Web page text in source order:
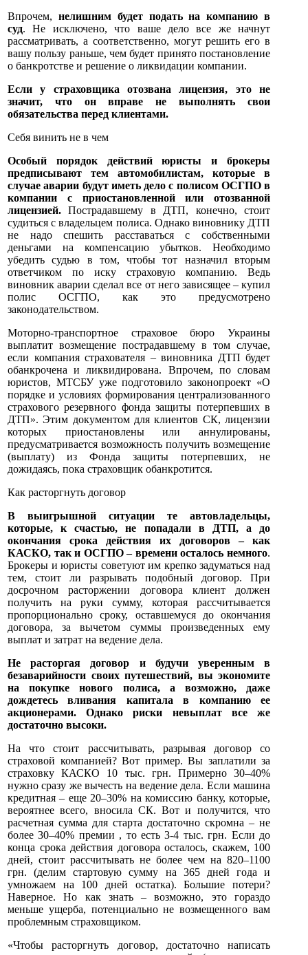
Впрочем, нелишним будет подать на компанию в
суд. Не исключено, что ваше дело все же начнут
рассматривать, а соответственно, могут решить его в
вашу пользу раньше, чем будет принято постановление
о банкротстве и решение о ликвидации компании.
Если у страховщика отозвана лицензия, это не
значит, что он вправе не выполнять свои
обязательства перед клиентами.
Себя винить не в чем
Особый порядок действий юристы и брокеры
предписывают тем автомобилистам, которые в
случае аварии будут иметь дело с полисом ОСГПО в
компании с приостановленной или отозванной
лицензией. Пострадавшему в ДТП, конечно, стоит
судиться с владельцем полиса. Однако виновнику ДТП
не надо спешить расставаться с собственными
деньгами на компенсацию убытков. Необходимо
убедить судью в том, чтобы тот назначил вторым
ответчиком по иску страховую компанию. Ведь
виновник аварии сделал все от него зависящее – купил
полис ОСГПО, как это предусмотрено
законодательством.
Моторно-транспортное страховое бюро Украины
выплатит возмещение пострадавшему в том случае,
если компания страхователя – виновника ДТП будет
обанкрочена и ликвидирована. Впрочем, по словам
юристов, МТСБУ уже подготовило законопроект «О
порядке и условиях формирования централизованного
страхового резервного фонда защиты потерпевших в
ДТП». Этим документом для клиентов СК, лицензии
которых приостановлены или аннулированы,
предусматривается возможность получить возмещение
(выплату) из Фонда защиты потерпевших, не
дожидаясь, пока страховщик обанкротится.
Как расторгнуть договор
В выигрышной ситуации те автовладельцы,
которые, к счастью, не попадали в ДТП, а до
окончания срока действия их договоров – как
КАСКО, так и ОСГПО – времени осталось немного.
Брокеры и юристы советуют им крепко задуматься над
тем, стоит ли разрывать подобный договор. При
досрочном расторжении договора клиент должен
получить на руки сумму, которая рассчитывается
пропорционально сроку, оставшемуся до окончания
договора, за вычетом суммы произведенных ему
выплат и затрат на ведение дела.
Не расторгая договор и будучи уверенным в
безаварийности своих путешествий, вы экономите
на покупке нового полиса, а возможно, даже
дождетесь вливания капитала в компанию ее
акционерами. Однако риски невыплат все же
достаточно высоки.
На что стоит рассчитывать, разрывая договор со
страховой компанией? Вот пример. Вы заплатили за
страховку КАСКО 10 тыс. грн. Примерно 30–40%
нужно сразу же вычесть на ведение дела. Если машина
кредитная – еще 20–30% на комиссию банку, которые,
вероятнее всего, вносила СК. Вот и получится, что
расчетная сумма для старта достаточно скромна – не
более 30–40% премии , то есть 3-4 тыс. грн. Если до
конца срока действия договора осталось, скажем, 100
дней, стоит рассчитывать не более чем на 820–1100
грн. (делим стартовую сумму на 365 дней года и
умножаем на 100 дней остатка). Большие потери?
Наверное. Но как знать – возможно, это гораздо
меньше ущерба, потенциально не возмещенного вам
проблемным страховщиком.
«Чтобы расторгнуть договор, достаточно написать